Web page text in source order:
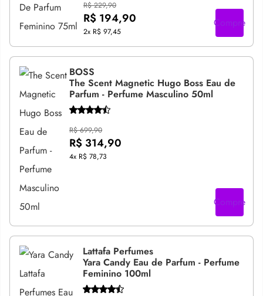
R$ 229,90
R$ 194,90
2x R$ 97,45
Compre
BOSS
The Scent Magnetic Hugo Boss Eau de
Parfum - Perfume Masculino 50ml
R$ 699,90
R$ 314,90
4x R$ 78,73
Compre
Lattafa Perfumes
Yara Candy Eau de Parfum - Perfume
Feminino 100ml